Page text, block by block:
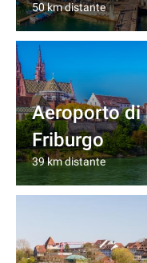
50 km distante
Aeroporto di
Friburgo
39 km distante